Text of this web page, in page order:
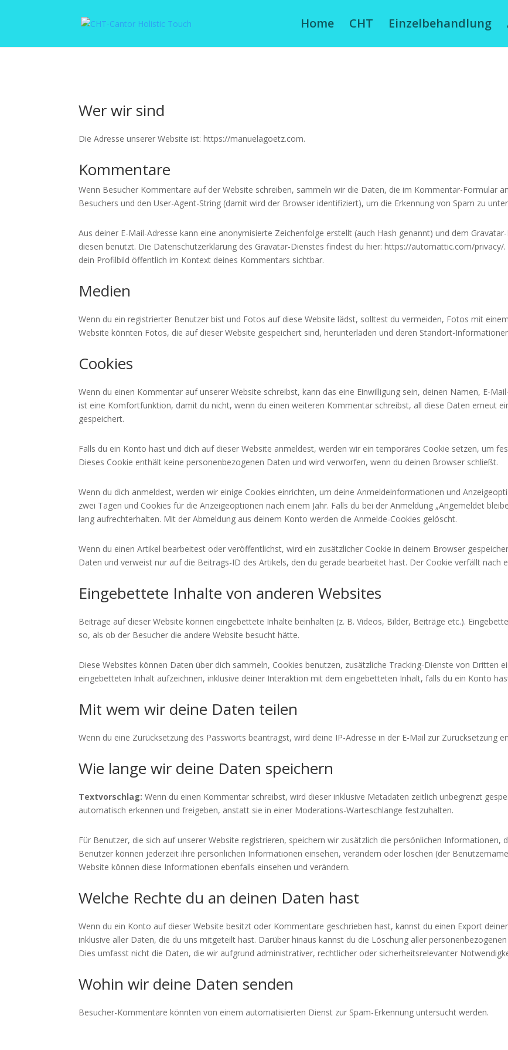
Home CHT Einzelbehandlung
Wer wir sind
Die Adresse unserer Website ist: https://manuelagoetz.com.
Kommentare
Wenn Besucher Kommentare auf der Website schreiben, sammeln wir die Daten, die im Kommentar-Formular
Besuchers und den User-Agent-String (damit wird der Browser identifiziert), um die Erkennung von Spam zu
Aus deiner E-Mail-Adresse kann eine anonymisierte Zeichenfolge erstellt (auch Hash genannt) und dem
diesen benutzt. Die Datenschutzerklärung des Gravatar-Dienstes findest du hier: https://automattic.com/
dein Profilbild öffentlich im Kontext deines Kommentars sichtbar.
Medien
Wenn du ein registrierter Benutzer bist und Fotos auf diese Website lädst, solltest du vermeiden, Fotos mit
Website könnten Fotos, die auf dieser Website gespeichert sind, herunterladen und deren Standort-
Cookies
Wenn du einen Kommentar auf unserer Website schreibst, kann das eine Einwilligung sein, deinen Namen, E-
ist eine Komfortfunktion, damit du nicht, wenn du einen weiteren Kommentar schreibst, all diese Daten erneut
gespeichert.
Falls du ein Konto hast und dich auf dieser Website anmeldest, werden wir ein temporäres Cookie setzen, um
Dieses Cookie enthält keine personenbezogenen Daten und wird verworfen, wenn du deinen Browser schließt.
Wenn du dich anmeldest, werden wir einige Cookies einrichten, um deine Anmeldeinformationen und
zwei Tagen und Cookies für die Anzeigeoptionen nach einem Jahr. Falls du bei der Anmeldung „Angemeldet
lang aufrechterhalten. Mit der Abmeldung aus deinem Konto werden die Anmelde-Cookies gelöscht.
Wenn du einen Artikel bearbeitest oder veröffentlichst, wird ein zusätzlicher Cookie in deinem Browser
Daten und verweist nur auf die Beitrags-ID des Artikels, den du gerade bearbeitet hast. Der Cookie verfällt nach
Eingebettete Inhalte von anderen Websites
Beiträge auf dieser Website können eingebettete Inhalte beinhalten (z. B. Videos, Bilder, Beiträge etc.).
so, als ob der Besucher die andere Website besucht hätte.
Diese Websites können Daten über dich sammeln, Cookies benutzen, zusätzliche Tracking-Dienste von Dritten
eingebetteten Inhalt aufzeichnen, inklusive deiner Interaktion mit dem eingebetteten Inhalt, falls du ein Konto
Mit wem wir deine Daten teilen
Wenn du eine Zurücksetzung des Passworts beantragst, wird deine IP-Adresse in der E-Mail zur Zurücksetzung
Wie lange wir deine Daten speichern
Textvorschlag:Wenn du einen Kommentar schreibst, wird dieser inklusive Metadaten zeitlich unbegrenzt
automatisch erkennen und freigeben, anstatt sie in einer Moderations-Warteschlange festzuhalten.
Für Benutzer, die sich auf unserer Website registrieren, speichern wir zusätzlich die persönlichen Informationen,
Benutzer können jederzeit ihre persönlichen Informationen einsehen, verändern oder löschen (der
Website können diese Informationen ebenfalls einsehen und verändern.
Welche Rechte du an deinen Daten hast
Wenn du ein Konto auf dieser Website besitzt oder Kommentare geschrieben hast, kannst du einen Export
inklusive aller Daten, die du uns mitgeteilt hast. Darüber hinaus kannst du die Löschung aller
Dies umfasst nicht die Daten, die wir aufgrund administrativer, rechtlicher oder sicherheitsrelevanter
Wohin wir deine Daten senden
Besucher-Kommentare könnten von einem automatisierten Dienst zur Spam-Erkennung untersucht werden.